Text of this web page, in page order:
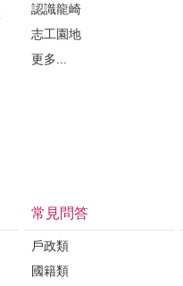
認識龍崎
志工園地
更多...
常見問答
戶政類
國籍類